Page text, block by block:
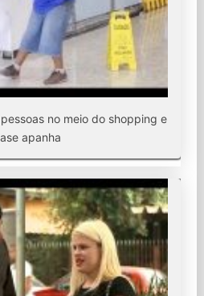
no meio do shopping e
apanha